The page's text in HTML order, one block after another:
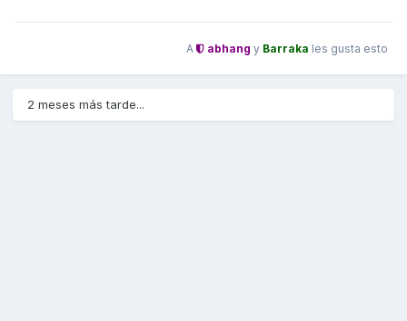
A abhang y Barraka les gusta esto
2 meses más tarde...